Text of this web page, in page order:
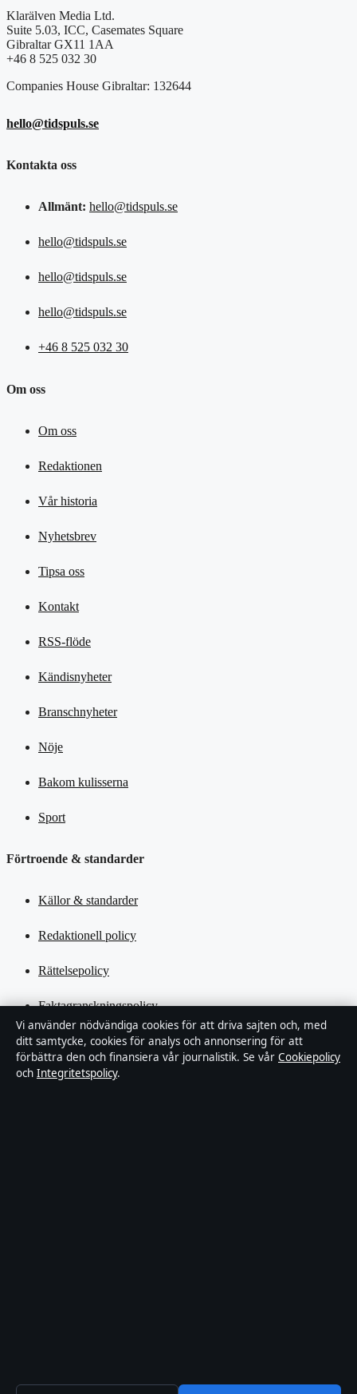
Klarälven Media Ltd.
Suite 5.03, ICC, Casemates Square
Gibraltar GX11 1AA
+46 8 525 032 30
Companies House Gibraltar: 132644
hello@tidspuls.se
Kontakta oss
Allmänt: hello@tidspuls.se
hello@tidspuls.se
hello@tidspuls.se
hello@tidspuls.se
+46 8 525 032 30
Om oss
Om oss
Redaktionen
Vår historia
Nyhetsbrev
Tipsa oss
Kontakt
RSS-flöde
Kändisnyheter
Branschnyheter
Nöje
Bakom kulisserna
Sport
Förtroende & standarder
Källor & standarder
Redaktionell policy
Rättelsepolicy
Faktagranskningspolicy
Ägande & finansiering
Integritetspolicy
Vi använder nödvändiga cookies för att driva sajten och, med
ditt samtycke, cookies för analys och annonsering för att
förbättra den och finansiera vår journalistik. Se vår Cookiepolicy
och Integritetspolicy.